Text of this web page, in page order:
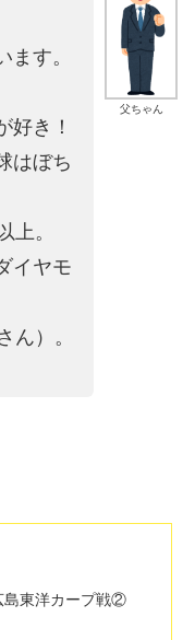
父ちゃん
す。
好き！
はぼち
上。
イヤモ
ん）。
島東洋カープ戦②